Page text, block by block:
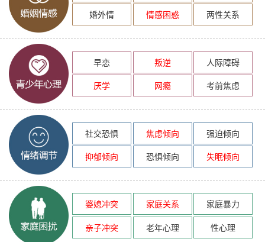
婚外情
情感困惑 两性关系
早恋 叛逆
人际障碍
厌学
网瘾 考前焦虑
社交恐惧 焦虑倾向
强迫倾向
抑郁倾向
恐惧倾向 失眠倾向
婆媳冲突 家庭关系
家庭暴力
亲子冲突
老年心理 性心理